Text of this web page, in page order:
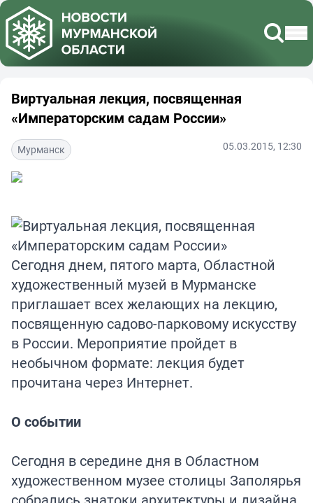
Виртуальная лекция, посвященная
«Императорским садам России»
Мурманск 05.03.2015, 12:30
Сегодня днем, пятого марта, Областной
художественный музей в Мурманске
приглашает всех желающих на лекцию,
посвященную садово-парковому искусству
в России. Мероприятие пройдет в
необычном формате: лекция будет
прочитана через Интернет.
О событии
Сегодня в середине дня в Областном
художественном музее столицы Заполярья